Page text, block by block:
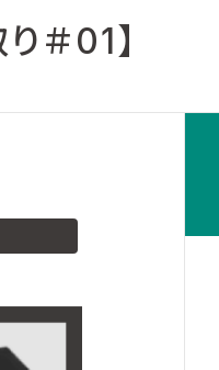
＃01】